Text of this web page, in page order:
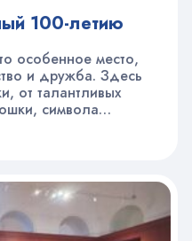
100-летию
особенное место,
и дружба. Здесь
от талантливых
символа
доме
— это не просто
целый мир, полный